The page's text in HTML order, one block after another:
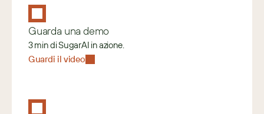
Guarda una demo
3 min di SugarAI in azione.
Guardi il video